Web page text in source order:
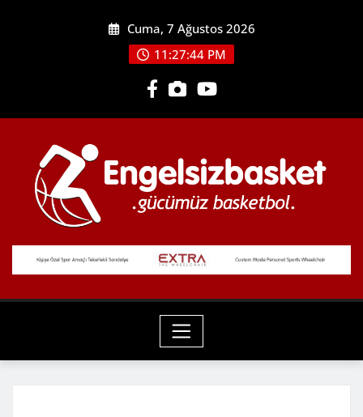
Cuma, 7 Ağustos 2026
11:27:45 PM